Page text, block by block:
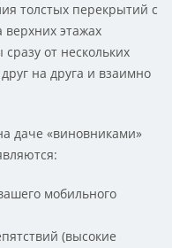
толстых перекрытий с
этажах
от нескольких
на друга и взаимно
даче «виновниками»
мобильного
(высокие